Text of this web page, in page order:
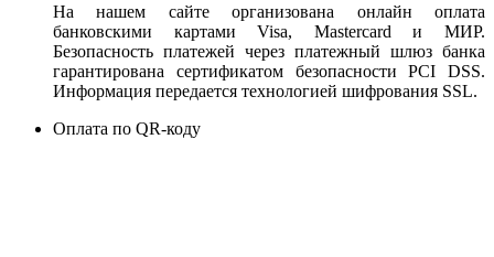
На нашем сайте организована онлайн оплата
банковскими картами Visa, Mastercard и МИР.
Безопасность платежей через платежный шлюз банка
гарантирована сертификатом безопасности PCI DSS.
Информация передается технологией шифрования SSL.
Оплата по QR-коду